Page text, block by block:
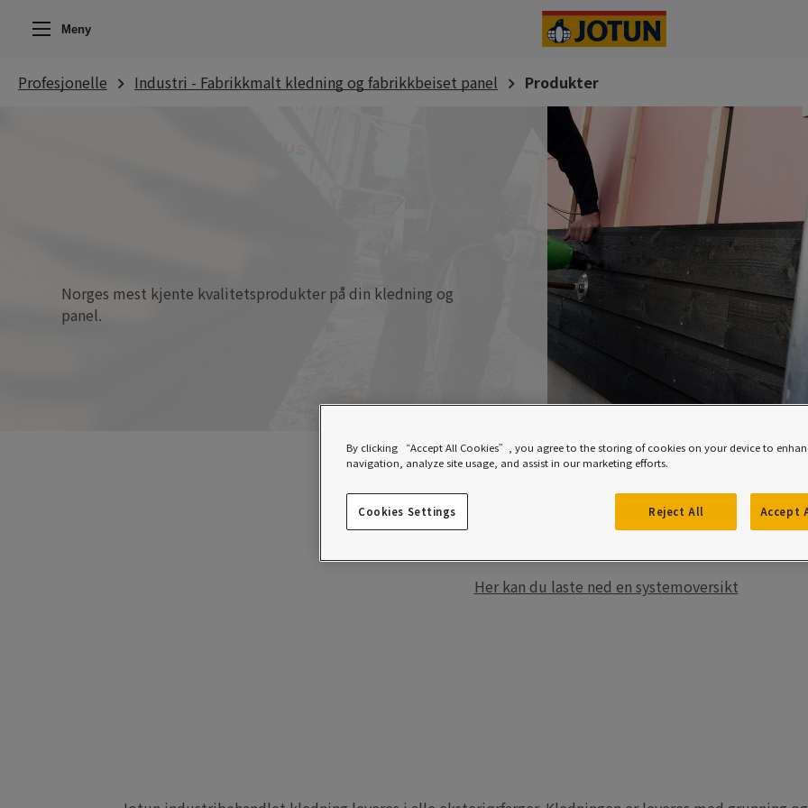
Meny
Profesjonelle Industri - Fabrikkmalt kledning og fabrikkbeiset panel Produkter
Norges mest kjente kvalitetsprodukter på din kledning og
panel.
Fabrikkmalt kledning er kostnadseffektivt, tidsbesparende og enkelt.
fabrikkmalt kledning med en av våre merkevarer får du det ypperste
Her kan du laste ned en systemoversikt
By clicking “Accept All Cookies”, you agree to the storing of cookies on your device to
navigation, analyze site usage, and assist in our marketing efforts.
Reject All Accept
Cookies Settings